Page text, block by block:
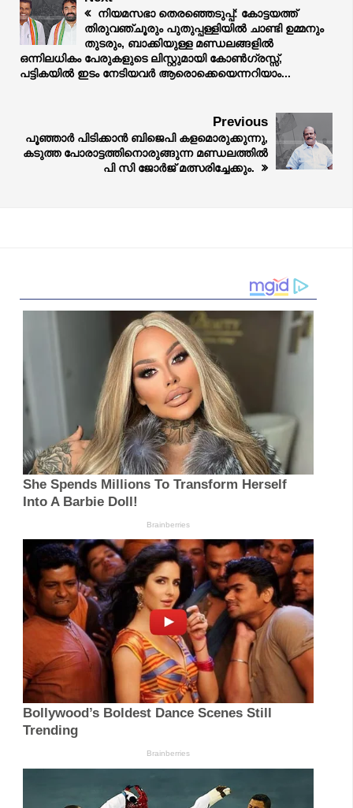
നിയമസഭാ തെരഞ്ഞെടുപ്പ്: കോട്ടയത്ത്
തിരുവഞ്ചൂരും പുതുപ്പള്ളിയിൽ ചാണ്ടി ഉമ്മനും
തുടരും, ബാക്കിയുള്ള മണ്ഡലങ്ങളിൽ
ഒന്നിലധികം പേരുകളുടെ ലിസ്റ്റുമായി കോൺഗ്രസ്സ്,
പട്ടികയിൽ ഇടം നേടിയവർ ആരൊക്കെയെന്നറിയാം...
Previous
പൂഞ്ഞാർ പിടിക്കാൻ ബിജെപി കളമൊരുക്കുന്നു,
കടുത്ത പോരാട്ടത്തിനൊരുങ്ങുന്ന മണ്ഡലത്തിൽ
പി സി ജോർജ് മത്സരിച്ചേക്കും.